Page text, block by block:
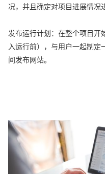
况，并且确定对项目进展情况
发布运行计划：在整个项目开
入运行前），与用户一起制
间发布网站。